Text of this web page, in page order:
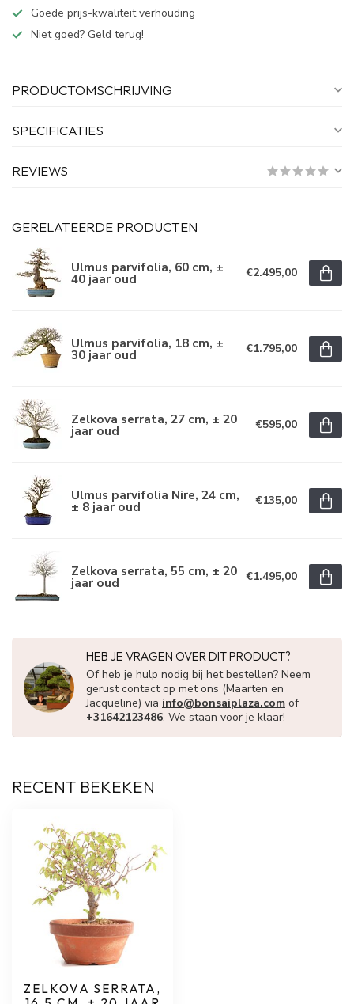
Goede prijs-kwaliteit verhouding
Niet goed? Geld terug!
PRODUCTOMSCHRIJVING
SPECIFICATIES
REVIEWS
GERELATEERDE PRODUCTEN
Ulmus parvifolia, 60 cm, ±
40 jaar oud €2.495,00
Ulmus parvifolia, 18 cm, ±
30 jaar oud €1.795,00
Zelkova serrata, 27 cm, ± 20
jaar oud €595,00
Ulmus parvifolia Nire, 24 cm,
± 8 jaar oud €135,00
Zelkova serrata, 55 cm, ± 20
jaar oud €1.495,00
HEB JE VRAGEN OVER DIT PRODUCT?
Of heb je hulp nodig bij het bestellen? Neem
gerust contact op met ons (Maarten en
Jacqueline) via info@bonsaiplaza.com of
+31642123486. We staan voor je klaar!
RECENT BEKEKEN
ZELKOVA SERRATA,